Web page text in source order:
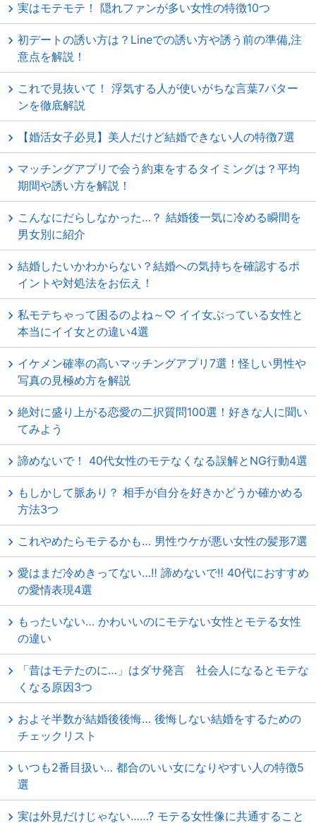
実はモテモテ！ 隠れファンが多い女性の特徴10つ
初デートの誘い方は？Lineでの誘い方や誘う前の準備,注
意点を解説！
これで見抜いて！ 浮気する人が使いがちな言葉7パター
ンを徹底解説
【婚活女子必見】美人だけど結婚できない人の特徴7選
マッチングアプリで会う約束をするタイミングは？平均
期間や誘い方を解説！
こんなにだらしなかった…？ 結婚後一気に冷める瞬間を
男女別に紹介
結婚したいかわからない？結婚への気持ちを確認するポ
イントや対処法をお伝え！
私モテちゃって困るのよね～♡ イイ女ぶっている女性と
本当にイイ女との違い4選
イケメン確率の高いマッチングアプリ7選！怪しい男性や
写真の見極め方を解説
絶対に盛り上がる恋愛の二択質問100選！好きな人に聞い
てみよう
諦めないで！ 40代女性のモテなくなる誤解とNG行動4選
もしかして脈あり？ 相手が自分を好きかどうか確かめる
方法3つ
これやめたらモテるかも… 男性ウケが悪い女性の髪形7選
愛はまだ冷めきってない…‼ 諦めないで‼ 40代におすすめ
の愛情表現4選
もったいない… かわいいのにモテない女性とモテる女性
の違い
「昔はモテたのに…」はダサ発言 社会人になるとモテな
くなる原因3つ
およそ半数が結婚後後悔… 後悔しない結婚をするための
チェックリスト
いつも2番目扱い… 都合のいい女になりやすい人の特徴5
選
実は外見だけじゃない……? モテる女性像に共通すること